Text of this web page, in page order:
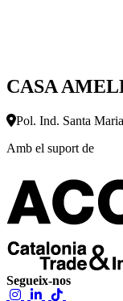
CASA
Pol. Ind. Santa
Amb el suport de
Segueix-nos